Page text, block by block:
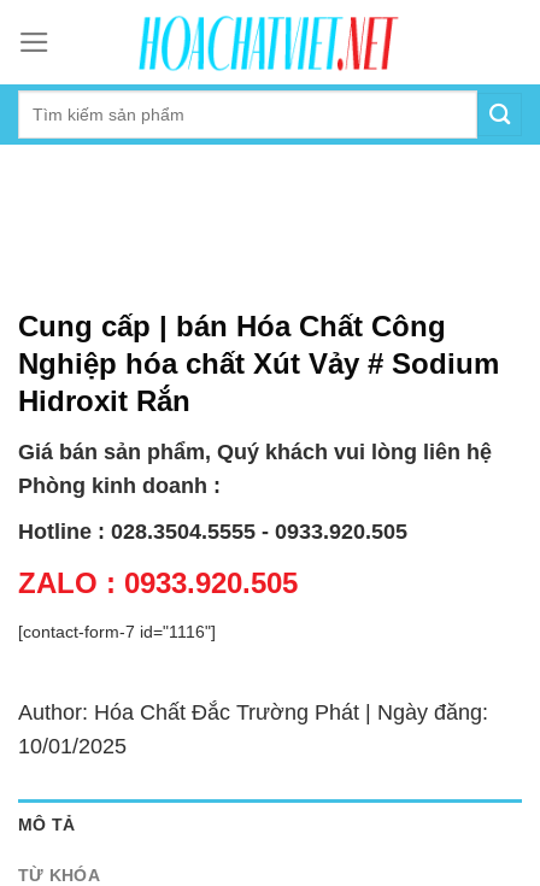
content
Cung cấp | bán Hóa Chất Công
Nghiệp hóa chất Xút Vảy # Sodium
Hidroxit Rắn
Giá bán sản phẩm, Quý khách vui lòng liên hệ
Phòng kinh doanh :
Hotline : 028.3504.5555 - 0933.920.505
ZALO : 0933.920.505
[contact-form-7 id="1116"]
Author: Hóa Chất Đắc Trường Phát | Ngày đăng:
10/01/2025
MÔ TẢ
TỪ KHÓA